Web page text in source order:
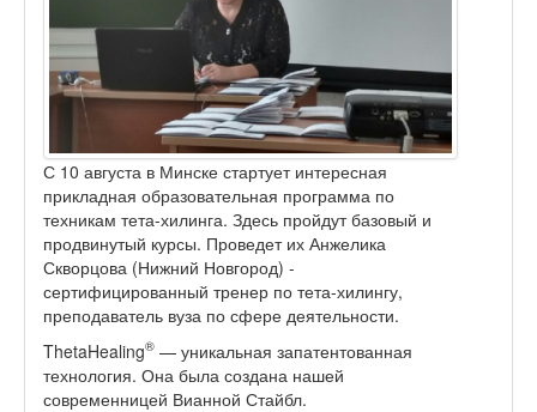
С 10 августа в Минске стартует интересная
прикладная образовательная программа по
техникам тета-хилинга. Здесь пройдут базовый и
продвинутый курсы. Проведет их Анжелика
Скворцова (Нижний Новгород) -
сертифицированный тренер по тета-хилингу,
преподаватель вуза по сфере деятельности.
ThetaHealing® — уникальная запатентованная
технология. Она была создана нашей
современницей Вианной Стайбл.